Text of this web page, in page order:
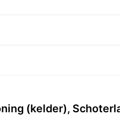
(kelder),